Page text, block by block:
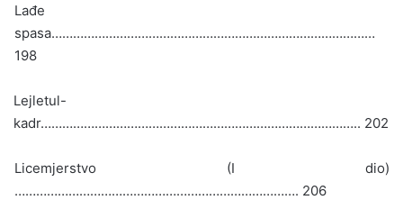
Lađe
spasa………………………………………………………………………………
198
Lejletul-
kadr…………………………………………………………………………….. 202
Licemjerstvo (I dio)
……………………………………………………………………. 206